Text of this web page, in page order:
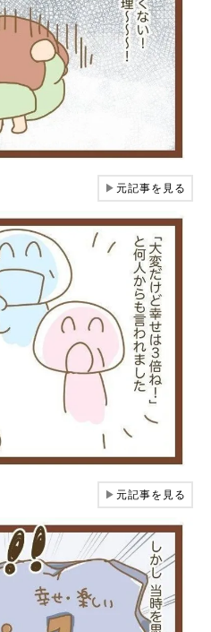
▶元記事を見る
▶元記事を見る